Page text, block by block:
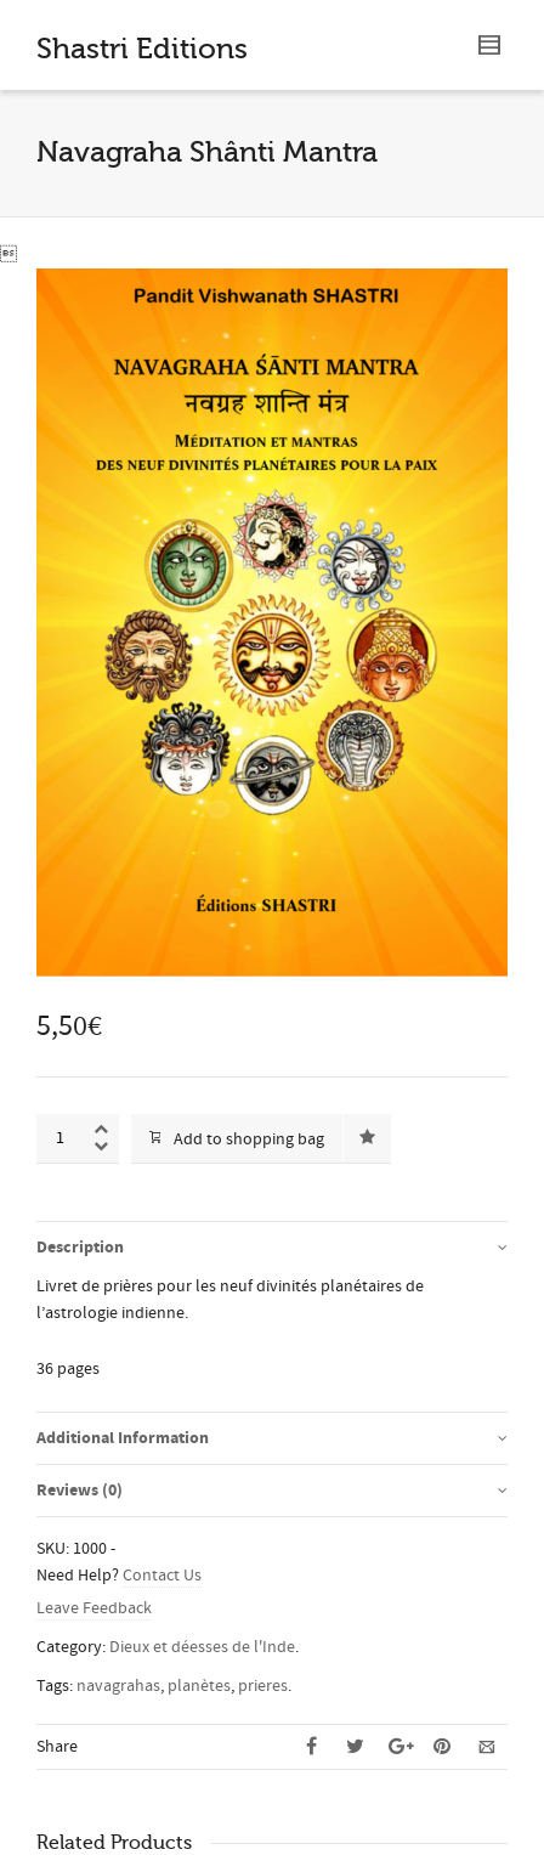
I'm looking for product
Show me thecolouritems.
Shastri Editions
Navagraha Shânti Mantra

5,50€
Add to shopping bag
Description
Livret de prières pour les neuf divinités planétaires de
l’astrologie indienne.
36 pages
Additional Information
Reviews (0)
SKU: 1000-
Need Help?Contact Us
Leave Feedback
Category: Dieux et déesses de l'Inde.
Tags: navagrahas, planètes, prieres.
Share
Related Products